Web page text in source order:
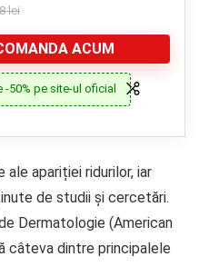
lei
ACUM
-50% pe site-ul oficial
apariției ridurilor, iar
de studii și cercetări.
Dermatologie (American
câteva dintre principalele